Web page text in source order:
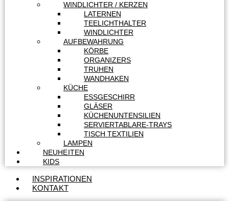
WINDLICHTER / KERZEN
LATERNEN
TEELICHTHALTER
WINDLICHTER
AUFBEWAHRUNG
KÖRBE
ORGANIZERS
TRUHEN
WANDHAKEN
KÜCHE
ESSGESCHIRR
GLÄSER
KÜCHENUNTENSILIEN
SERVIERTABLARE-TRAYS
TISCH TEXTILIEN
LAMPEN
NEUHEITEN
KIDS
INSPIRATIONEN
KONTAKT